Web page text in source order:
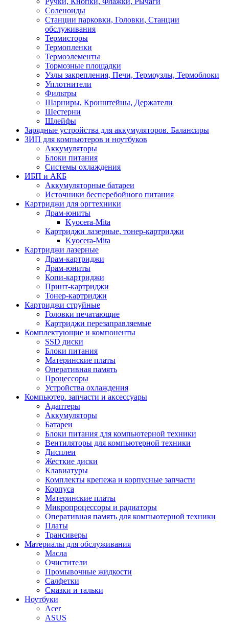
Соленоиды
Станции парковки, Головки, Станции
обслуживания
Термисторы
Термопленки
Термоэлементы
Тормозные площадки
Узлы закрепления, Печи, Термоузлы, Термоблоки
Уплотнители
Фильтры
Шарниры, Кронштейны, Держатели
Шестерни
Шлейфы
Зарядные устройства для аккумуляторов. Балансиры
ЗИП для компьютеров и ноутбуков
Аккумуляторы
Блоки питания
Системы охлаждения
ИБП и АКБ
Аккумуляторные батареи
Источники бесперебойного питания
Картриджи для оргтехники
Драм-юниты
Kyocera-Mita
Картриджи лазерные, тонер-картриджи
Kyocera-Mita
Картриджи лазерные
Драм-картриджи
Драм-юниты
Копи-картриджи
Принт-картриджи
Тонер-картриджи
Картриджи струйные
Головки печатающие
Картриджи перезаправляемые
Комплектующие и компоненты
SSD диски
Блоки питания
Материнские платы
Оперативная память
Процессоры
Устройства охлаждения
Компьютер. запчасти и аксессуары
Адаптеры
Аккумуляторы
Батареи
Блоки питания для компьютерной техники
Вентиляторы для компьютерной техники
Дисплеи
Жесткие диски
Клавиатуры
Комплекты крепежа и корпусные запчасти
Корпуса
Материнские платы
Микропроцессоры и радиаторы
Оперативная память для компьютерной техники
Платы
Трансиверы
Материалы для обслуживания
Масла
Очистители
Промывочные жидкости
Салфетки
Смазки и тальки
Ноутбуки
Acer
ASUS